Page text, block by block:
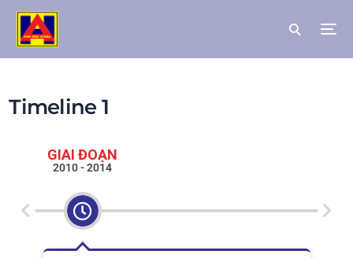
Timeline 1
GIAI ĐOẠN
2010 - 2014